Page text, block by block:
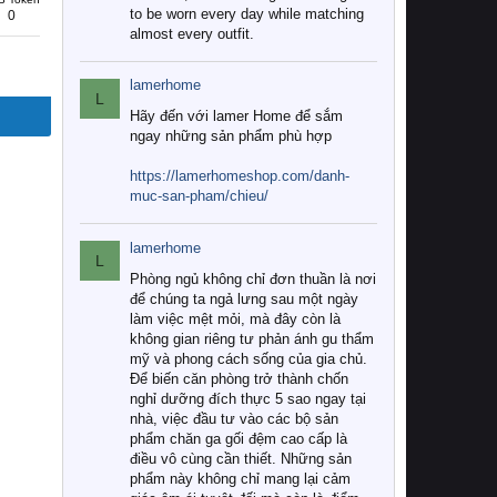
0
to be worn every day while matching
almost every outfit.
L
lamerhome
Hãy đến với lamer Home để sắm
ngay những sản phẩm phù hợp
https://lamerhomeshop.com/danh-
muc-san-pham/chieu/
L
lamerhome
Phòng ngủ không chỉ đơn thuần là nơi
để chúng ta ngả lưng sau một ngày
làm việc mệt mỏi, mà đây còn là
không gian riêng tư phản ánh gu thẩm
mỹ và phong cách sống của gia chủ.
Để biến căn phòng trở thành chốn
nghỉ dưỡng đích thực 5 sao ngay tại
nhà, việc đầu tư vào các bộ sản
phẩm chăn ga gối đệm cao cấp là
điều vô cùng cần thiết. Những sản
phẩm này không chỉ mang lại cảm